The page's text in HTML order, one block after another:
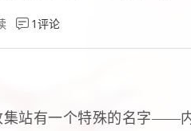
1评论
集站有一个特殊的名字——